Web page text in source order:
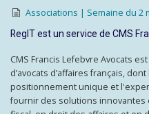
Associations | Semaine du 2
RegIT est un service de CMS
CMS Francis Lefebvre Avocats
d’avocats d’affaires français,
positionnement unique et
fournir des solutions innovantes